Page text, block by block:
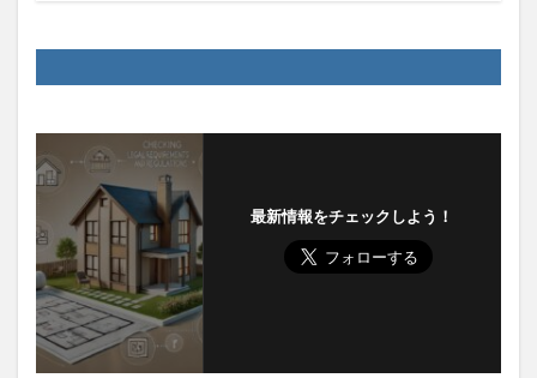
最新情報をチェックしよう！